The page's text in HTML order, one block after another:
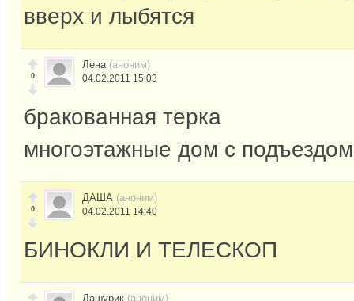
вверх и лыбятся
0
Лена (аноним)
04.02.2011 15:03
бракованная терка
многоэтажные дом с подъездом
0
ДАША (аноним)
04.02.2011 14:40
БИНОКЛИ И ТЕЛЕСКОП
Дашурик (аноним)